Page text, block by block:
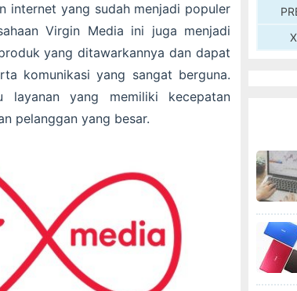
internet yang sudah menjadi populer
Virgin Media ini juga menjadi
yang ditawarkannya dan dapat
komunikasi yang sangat berguna.
yang memiliki kecepatan
pelanggan yang besar.